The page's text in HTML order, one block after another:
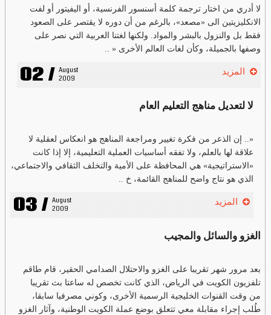
لا أدري من اختار ترجمة كلمة أسنسور الفرنسية، أو اليفيتور أو لفت
الانكليزيتين الى «مصعد»، بالرغم من أن دوره لا يقتصر على الصعود
فقط بل والنزول بالبشر والمواد. ولكنها لغتنا العربية التي نصر على
وصفها بالجميلة، وكأن لغات العالم الأخرى « ..
02 / August
2009
المزيد
لا لتعديل مناهج التعليم العام
«.. إن الذعر من فكرة تغيير ومراجعة المناهج هو انعكاس لعقلية لا
علاقة لها بالعلم، ولا تفقه أساسيات العملية التعليمية، إلا إذا كانت
«الاستراتيجية» هي المحافظة على الأمية والتخلف الثقافي والاجتماعي،
الذي هو نتاج واضح للمناهج القائمة، خ ..
03 / August
2009
المزيد
الغزو والسائل والمجيب
بعد مرور شهر تقريبا على الغزو والاحتلال الصدامي الحقير، قام طاقم
تلفزيون الكويت في الرياض، الذي كانت تخصص له ساعتا بث تقريبا
من وقت القنوات الخليجية الرسمية الأخرى، وكوني مصرفيا سابقا،
طُلب إجراء مقابلة معي تتعلق بوضع عملة الكويت الوطنية، وآثار الغزو